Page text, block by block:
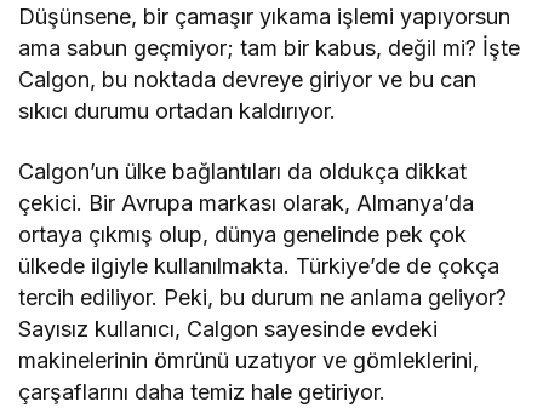
Düşünsene, bir çamaşır yıkama işlemi yapıyorsun
ama sabun geçmiyor; tam bir kabus, değil mi? İşte
Calgon, bu noktada devreye giriyor ve bu can
sıkıcı durumu ortadan kaldırıyor.
Calgon’un ülke bağlantıları da oldukça dikkat
çekici. Bir Avrupa markası olarak, Almanya’da
ortaya çıkmış olup, dünya genelinde pek çok
ülkede ilgiyle kullanılmakta. Türkiye’de de çokça
tercih ediliyor. Peki, bu durum ne anlama geliyor?
Sayısız kullanıcı, Calgon sayesinde evdeki
makinelerinin ömrünü uzatıyor ve gömleklerini,
çarşaflarını daha temiz hale getiriyor.